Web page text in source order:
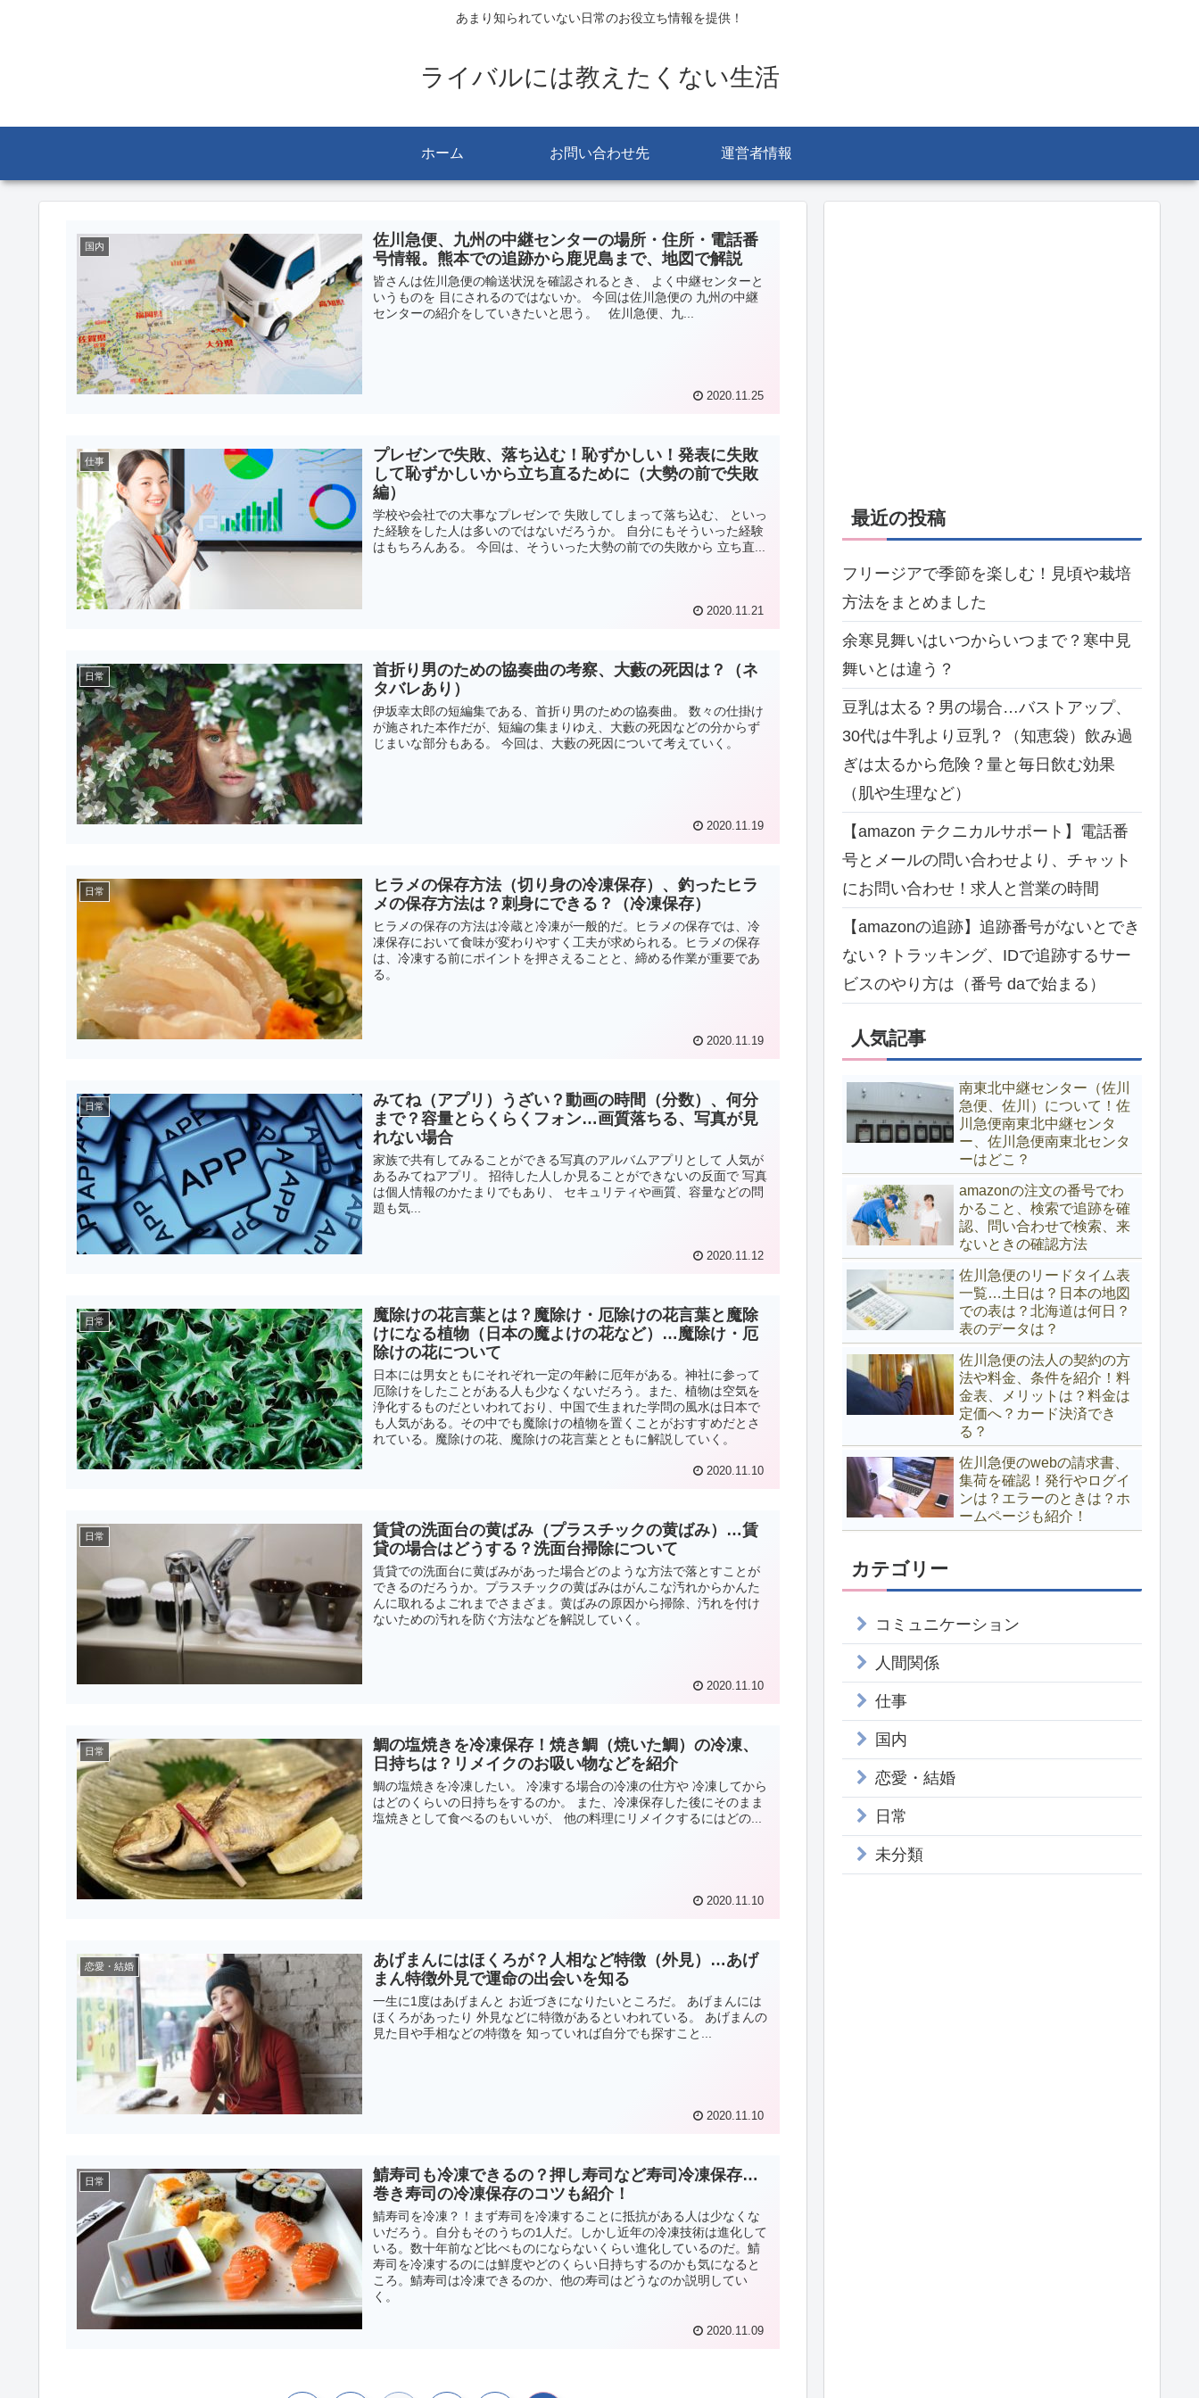
あまり知られていない日常のお役立ち情報を提供！
ライバルには教えたくない生活
ホーム お問い合わせ先 運営者情報
国内
佐川急便、九州の中継センターの場所・住所・電話番
号情報。熊本での追跡から鹿児島まで、地図で解説
皆さんは佐川急便の輸送状況を確認されるとき、 よく中継センターと
いうものを 目にされるのではないか。 今回は佐川急便の 九州の中継
センターの紹介をしていきたいと思う。 佐川急便、九...
2020.11.25
仕事
プレゼンで失敗、落ち込む！恥ずかしい！発表に失敗
して恥ずかしいから立ち直るために（大勢の前で失敗
編）
学校や会社での大事なプレゼンで 失敗してしまって落ち込む、 といっ
た経験をした人は多いのではないだろうか。 自分にもそういった経験
はもちろんある。 今回は、そういった大勢の前での失敗から 立ち直...
2020.11.21
日常
首折り男のための協奏曲の考察、大藪の死因は？（ネ
タバレあり）
伊坂幸太郎の短編集である、首折り男のための協奏曲。 数々の仕掛け
が施された本作だが、短編の集まりゆえ、大藪の死因などの分からず
じまいな部分もある。 今回は、大藪の死因について考えていく。
2020.11.19
日常
ヒラメの保存方法（切り身の冷凍保存）、釣ったヒラ
メの保存方法は？刺身にできる？（冷凍保存）
ヒラメの保存の方法は冷蔵と冷凍が一般的だ。ヒラメの保存では、冷
凍保存において食味が変わりやすく工夫が求められる。ヒラメの保存
は、冷凍する前にポイントを押さえることと、締める作業が重要であ
る。
2020.11.19
日常
みてね（アプリ）うざい？動画の時間（分数）、何分
まで？容量とらくらくフォン…画質落ちる、写真が見
れない場合
家族で共有してみることができる写真のアルバムアプリとして 人気が
あるみてねアプリ。 招待した人しか見ることができないの反面で 写真
は個人情報のかたまりでもあり、 セキュリティや画質、容量などの問
題も気...
2020.11.12
日常
魔除けの花言葉とは？魔除け・厄除けの花言葉と魔除
けになる植物（日本の魔よけの花など）…魔除け・厄
除けの花について
日本には男女ともにそれぞれ一定の年齢に厄年がある。神社に参って
厄除けをしたことがある人も少なくないだろう。また、植物は空気を
浄化するものだといわれており、中国で生まれた学問の風水は日本で
も人気がある。その中でも魔除けの植物を置くことがおすすめだとさ
れている。魔除けの花、魔除けの花言葉とともに解説していく。
2020.11.10
日常
賃貸の洗面台の黄ばみ（プラスチックの黄ばみ）…賃
貸の場合はどうする？洗面台掃除について
賃貸での洗面台に黄ばみがあった場合どのような方法で落とすことが
できるのだろうか。プラスチックの黄ばみはがんこな汚れからかんた
んに取れるよごれまでさまざま。黄ばみの原因から掃除、汚れを付け
ないための汚れを防ぐ方法などを解説していく。
2020.11.10
日常
鯛の塩焼きを冷凍保存！焼き鯛（焼いた鯛）の冷凍、
日持ちは？リメイクのお吸い物などを紹介
鯛の塩焼きを冷凍したい。 冷凍する場合の冷凍の仕方や 冷凍してから
はどのくらいの日持ちをするのか。 また、冷凍保存した後にそのまま
塩焼きとして食べるのもいいが、 他の料理にリメイクするにはどの...
2020.11.10
恋愛・結婚
あげまんにはほくろが？人相など特徴（外見）…あげ
まん特徴外見で運命の出会いを知る
一生に1度はあげまんと お近づきになりたいところだ。 あげまんには
ほくろがあったり 外見などに特徴があるといわれている。 あげまんの
見た目や手相などの特徴を 知っていれば自分でも探すこと...
2020.11.10
日常
鯖寿司も冷凍できるの？押し寿司など寿司冷凍保存…
巻き寿司の冷凍保存のコツも紹介！
鯖寿司を冷凍？！まず寿司を冷凍することに抵抗がある人は少なくな
いだろう。自分もそのうちの1人だ。しかし近年の冷凍技術は進化して
いる。数十年前など比べものにならないくらい進化しているのだ。鯖
寿司を冷凍するのには鮮度やどのくらい日持ちするのかも気になると
ころ。鯖寿司は冷凍できるのか、他の寿司はどうなのか説明してい
く。
2020.11.09
最近の投稿
フリージアで季節を楽しむ！見頃や栽培
方法をまとめました
余寒見舞いはいつからいつまで？寒中見
舞いとは違う？
豆乳は太る？男の場合…バストアップ、
30代は牛乳より豆乳？（知恵袋）飲み過
ぎは太るから危険？量と毎日飲む効果
（肌や生理など）
【amazon テクニカルサポート】電話番
号とメールの問い合わせより、チャット
にお問い合わせ！求人と営業の時間
【amazonの追跡】追跡番号がないとでき
ない？トラッキング、IDで追跡するサー
ビスのやり方は（番号 daで始まる）
人気記事
南東北中継センター（佐川
急便、佐川）について！佐
川急便南東北中継センタ
ー、佐川急便南東北センタ
ーはどこ？
amazonの注文の番号でわ
かること、検索で追跡を確
認、問い合わせで検索、来
ないときの確認方法
佐川急便のリードタイム表
一覧…土日は？日本の地図
での表は？北海道は何日？
表のデータは？
佐川急便の法人の契約の方
法や料金、条件を紹介！料
金表、メリットは？料金は
定価へ？カード決済でき
る？
佐川急便のwebの請求書、
集荷を確認！発行やログイ
ンは？エラーのときは？ホ
ームページも紹介！
カテゴリー
コミュニケーション
人間関係
仕事
国内
恋愛・結婚
日常
未分類